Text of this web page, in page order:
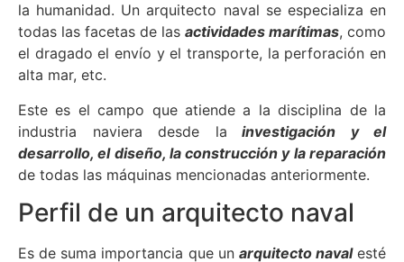
la humanidad. Un arquitecto naval se especializa en
todas las facetas de las actividades marítimas, como
el dragado el envío y el transporte, la perforación en
alta mar, etc.
Este es el campo que atiende a la disciplina de la
industria naviera desde la investigación y el
desarrollo, el diseño, la construcción y la reparación
de todas las máquinas mencionadas anteriormente.
Perfil de un arquitecto naval
Es de suma importancia que un arquitecto navalesté